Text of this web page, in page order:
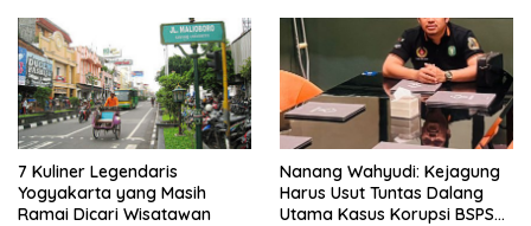
7 Kuliner Legendaris
Yogyakarta yang Masih
Ramai Dicari Wisatawan
Nanang Wahyudi: Kejagung
Harus Usut Tuntas Dalang
Utama Kasus Korupsi BSPS